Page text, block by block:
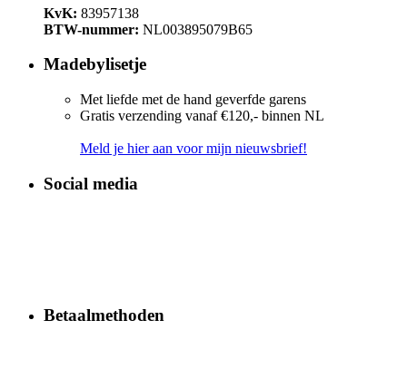
KvK: 83957138
BTW-nummer: NL003895079B65
Madebylisetje
Met liefde met de hand geverfde garens
Gratis verzending vanaf €120,- binnen NL
Meld je hier aan voor mijn nieuwsbrief!
Social media
Betaalmethoden